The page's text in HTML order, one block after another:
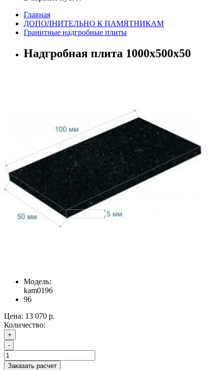
Главная
ДОПОЛНИТЕЛЬНО К ПАМЯТНИКАМ
Гранитные надгробные плиты
Надгробная плита 1000x500x50
Модель:
kam0196
96
Цена: 13 070 р.
Количество:
+
-
Заказать расчет